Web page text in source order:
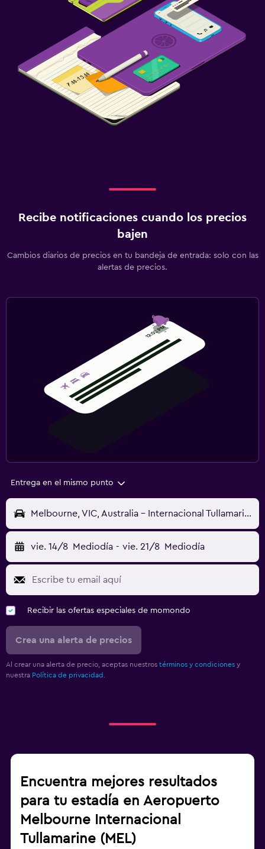
Recibe notificaciones cuando los precios
bajen
Cambios diarios de precios en tu bandeja de entrada: solo con las
alertas de precios.
Entrega en el mismo punto
Melbourne, VIC, Australia - Internacional Tullamarine (MEL)
vie. 14/8 Mediodía - vie. 21/8 Mediodía
Recibir las ofertas especiales de momondo
Crea una alerta de precios
Al crear una alerta de precio, aceptas nuestros términos y condiciones y
nuestra Política de privacidad.
Encuentra mejores resultados
para tu estadía en Aeropuerto
Melbourne Internacional
Tullamarine (MEL)